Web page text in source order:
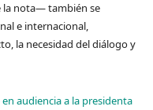
la nota— también se
e internacional,
la necesidad del diálogo y
en audiencia a la presidenta